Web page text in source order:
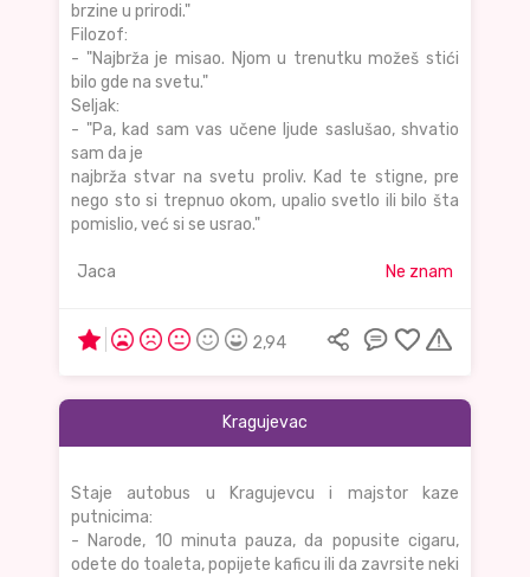
brzine u prirodi."
Filozof:
- "Najbrža je misao. Njom u trenutku možeš stići
bilo gde na svetu."
Seljak:
- "Pa, kad sam vas učene ljude saslušao, shvatio
sam da je
najbrža stvar na svetu proliv. Kad te stigne, pre
nego sto si trepnuo okom, upalio svetlo ili bilo šta
pomislio, već si se usrao."
Jaca Ne znam
2,94
Kragujevac
Staje autobus u Kragujevcu i majstor kaze
putnicima:
- Narode, 10 minuta pauza, da popusite cigaru,
odete do toaleta, popijete kaficu ili da zavrsite neki